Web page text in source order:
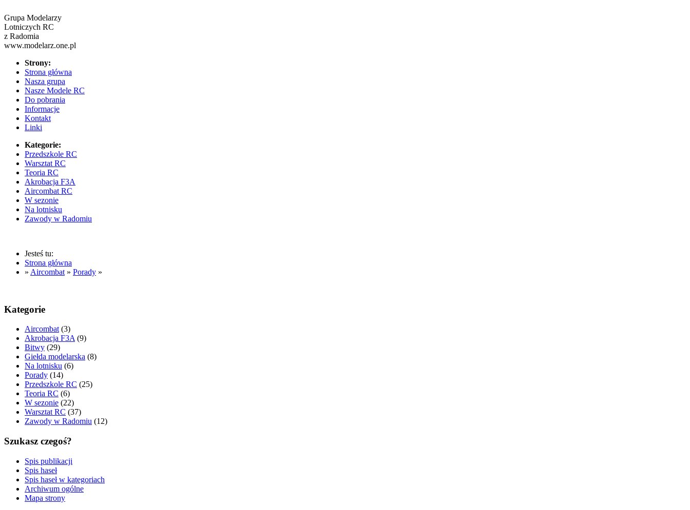
Grupa Modelarzy
Lotniczych RC
z Radomia
www.modelarz.one.pl
Strony:
Strona główna
Nasza grupa
Nasze Modele RC
Do pobrania
Informacje
Kontakt
Linki
Kategorie:
Przedszkole RC
Warsztat RC
Teoria RC
Akrobacja F3A
Aircombat RC
W sezonie
Na lotnisku
Zawody w Radomiu
Jesteś tu:
Strona główna
» Aircombat » Porady »
Kategorie
Aircombat(3)
Akrobacja F3A(9)
Bitwy (29)
Giełda modelarska (8)
Na lotnisku (6)
Porady (14)
Przedszkole RC (25)
Teoria RC (6)
W sezonie (22)
Warsztat RC (37)
Zawody w Radomiu (12)
Szukasz czegoś?
Spis publikacji
Spis haseł
Spis haseł w kategoriach
Archiwum ogólne
Mapa strony